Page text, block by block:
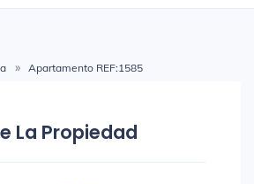
Apartamento REF:1585
La Propiedad